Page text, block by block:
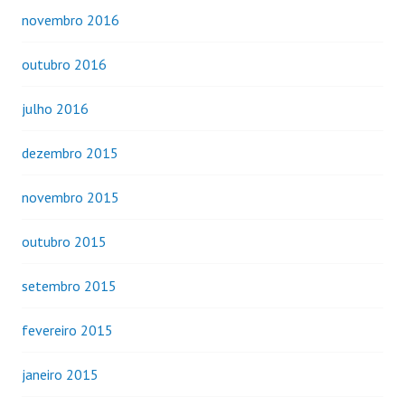
novembro 2016
outubro 2016
julho 2016
dezembro 2015
novembro 2015
outubro 2015
setembro 2015
fevereiro 2015
janeiro 2015